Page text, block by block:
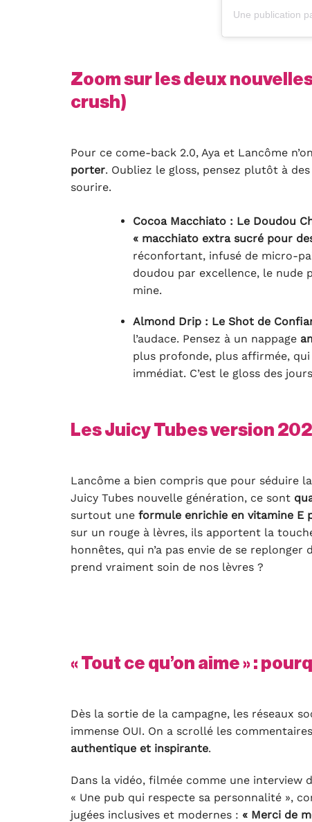
Zoom sur les deux
crush)
Pour ce come-back 2.0, Aya et Lancôme
porter. Oubliez le gloss, pensez plutôt à
sourire.
Cocoa Macchiato : Le Doudou
« macchiato extra sucré pour
réconfortant, infusé de micro-
doudou par excellence, le
mine.
Almond Drip : Le Shot de
l’audace. Pensez à un nappage
plus profonde, plus affirmée,
immédiat. C’est le gloss des
Les Juicy Tubes version
Lancôme a bien compris que pour séduire
Juicy Tubes nouvelle génération, ce sont
surtout une formule enrichie en vitamine E
sur un rouge à lèvres, ils apportent la
honnêtes, qui n’a pas envie de se
prend vraiment soin de nos lèvres ?
« Tout ce qu’on aime » :
Dès la sortie de la campagne, les réseaux
immense OUI. On a scrollé les
authentique et inspirante.
Dans la vidéo, filmée comme une interview
« Une pub qui respecte sa personnalité »,
jugées inclusives et modernes : « Merci de